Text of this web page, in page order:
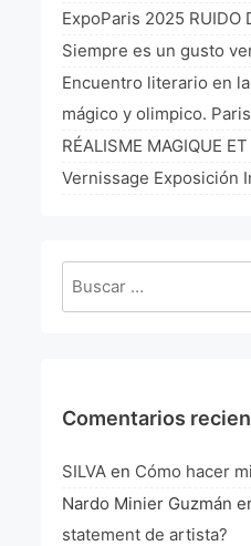
La Fórmula
Manifiesto
Fundación
ExpoParis 2025 RUIDO
Siempre es un gusto
Encuentro literario en
mágico y olimpico.
RÉALISME MAGIQUE
Vernissage Exposición
Buscar:
Comentarios
SILVA en Cómo hacer
Nardo Minier Guzmán
statement de artista?